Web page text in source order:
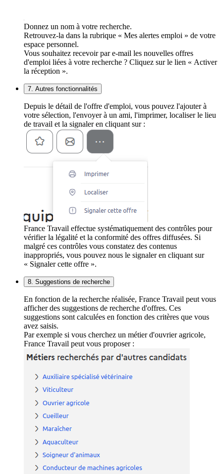
Donnez un nom à votre recherche.
Retrouvez-la dans la rubrique « Mes alertes emploi » de votre
espace personnel.
Vous souhaitez recevoir par e-mail les nouvelles offres
d'emploi liées à votre recherche ? Cliquez sur le lien « Activer
la réception ».
7. Autres fonctionnalités
Depuis le détail de l'offre d'emploi, vous pouvez l'ajouter à
votre sélection, l'envoyer à un ami, l'imprimer, localiser le lieu
de travail et la signaler en cliquant sur :
France Travail effectue systématiquement des contrôles pour
vérifier la légalité et la conformité des offres diffusées. Si
malgré ces contrôles vous constatez des contenus
inappropriés, vous pouvez nous le signaler en cliquant sur
« Signaler cette offre ».
8. Suggestions de recherche
En fonction de la recherche réalisée, France Travail peut vous
afficher des suggestions de recherche d'offres. Ces
suggestions sont calculées en fonction des critères que vous
avez saisis.
Par exemple si vous cherchez un métier d'ouvrier agricole,
France Travail peut vous proposer :